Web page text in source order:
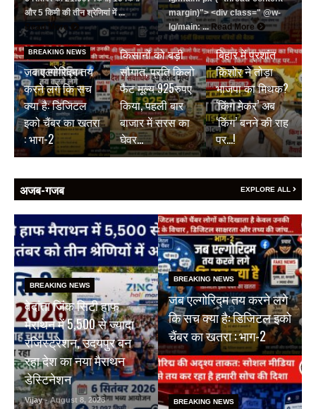
और 5 किमी की तीन श्रेणियां में ...
Read More
margin)"> <div class=" @w-
lg/main: ... Read More
BREAKING NEWS
जब एल्गोरिद्म तय
करने लगे कि सच
क्या है: डिजिटल
इको चैंबर का खतरा
: भाग-2
BREAKING NEWS
जयपुर डेयरी की
किसानों को बड़ी
सौगात, प्रति किलो
फैट मूल्य 925रुपए
किया, पहली बार
बाजार में सरस का
घेवर…
BREAKING NEWS
बिहार में प्रशांत
किशोर ने तोड़ा
भाजपा का मिथक?
‘किंग मेकर’ अब
‘किंग’ बनने की राह
पर…!
अजब-गजब EXPLORE ALL
BREAKING NEWS
वेदांता जिंक सिटी हाफ
मैराथन में 5,500 से ज्यादा
रजिस्ट्रेशन, उदयपुर बन
रहा देश का नया मैराथन
डेस्टिनेशन
Vijay - August 8, 2026
BREAKING NEWS
जब एल्गोरिद्म तय करने लगे
कि सच क्या है: डिजिटल इको
चैंबर का खतरा : भाग-2
BREAKING NEWS